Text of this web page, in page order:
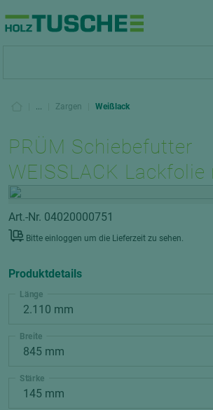
... Zargen Weißlack
PRÜM Schiebefutter
WEISSLACK
Art.-Nr. 04020000751
Bitte einloggen um die Lieferzeit zu sehen.
Produktdetails
Länge
Breite
Stärke